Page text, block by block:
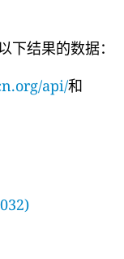
下结果的数据：
api/和